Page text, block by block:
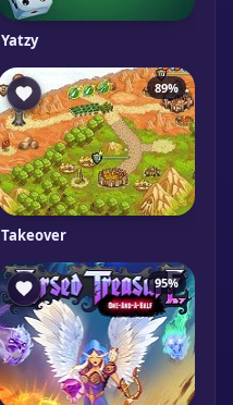
Yatzy
89%
Takeover
95%